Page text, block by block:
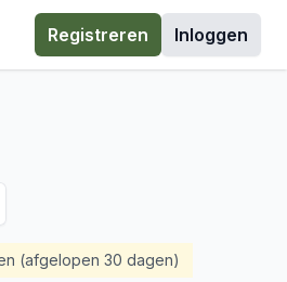
Registreren Inloggen
(afgelopen 30 dagen)